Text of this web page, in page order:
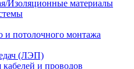
Изоляционные материалы
и потолочного монтажа
(ЛЭП)
и проводов